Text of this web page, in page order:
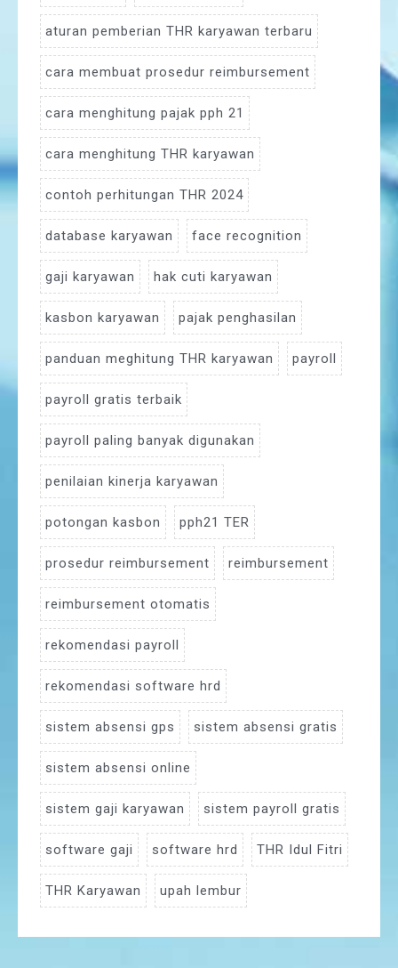
aturan pemberian THR karyawan terbaru
cara membuat prosedur reimbursement
cara menghitung pajak pph 21
cara menghitung THR karyawan
contoh perhitungan THR 2024
database karyawan face recognition
gaji karyawan hak cuti karyawan
kasbon karyawan pajak penghasilan
panduan meghitung THR karyawan payroll
payroll gratis terbaik
payroll paling banyak digunakan
penilaian kinerja karyawan
potongan kasbon pph21 TER
prosedur reimbursement reimbursement
reimbursement otomatis
rekomendasi payroll
rekomendasi software hrd
sistem absensi gps sistem absensi gratis
sistem absensi online
sistem gaji karyawan sistem payroll gratis
software gaji software hrd THR Idul Fitri
THR Karyawan upah lembur